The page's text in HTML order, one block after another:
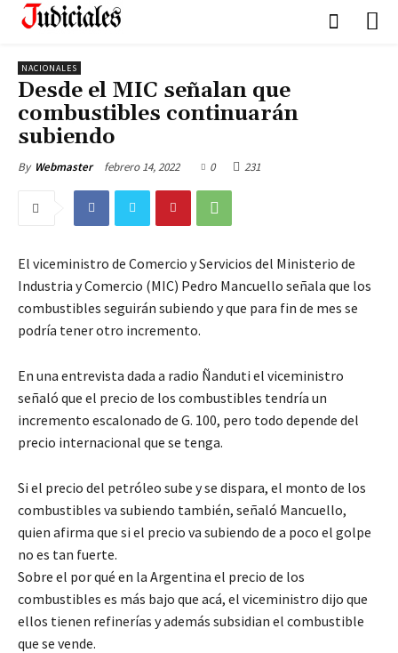
NACIONALES
Desde el MIC señalan que
combustibles continuarán
subiendo
By Webmaster febrero 14, 2022 0 231
El viceministro de Comercio y Servicios del Ministerio de
Industria y Comercio (MIC) Pedro Mancuello señala que los
combustibles seguirán subiendo y que para fin de mes se
podría tener otro incremento.
En una entrevista dada a radio Ñanduti el viceministro
señaló que el precio de los combustibles tendría un
incremento escalonado de G. 100, pero todo depende del
precio internacional que se tenga.
Si el precio del petróleo sube y se dispara, el monto de los
combustibles va subiendo también, señaló Mancuello,
quien afirma que si el precio va subiendo de a poco el golpe
no es tan fuerte.
Sobre el por qué en la Argentina el precio de los
combustibles es más bajo que acá, el viceministro dijo que
ellos tienen refinerías y además subsidian el combustible
que se vende.